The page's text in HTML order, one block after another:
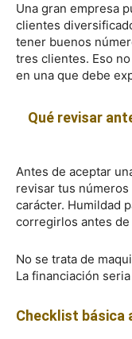
Una gran empresa
clientes
tener buenos
tres clientes. Eso
en una que debe
Qué revisar
Antes de aceptar
revisar tus
carácter. Humildad
corregirlos antes
No se trata de
La financiación
Checklist básica